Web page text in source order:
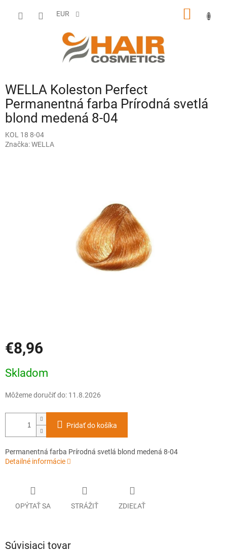
EUR
WELLA Koleston Perfect
Permanentná farba Prírodná svetlá
blond medená 8-04
KOL 18 8-04
Značka:WELLA
€8,96
cena:
Skladom
Môžeme doručiť do: 11.8.2026
Pridať do košíka
Permanentná farba Prírodná svetlá blond medená 8-04
Detailné informácie
OPÝTAŤ SA STRÁŽIŤ ZDIEĽAŤ
Súvisiaci tovar